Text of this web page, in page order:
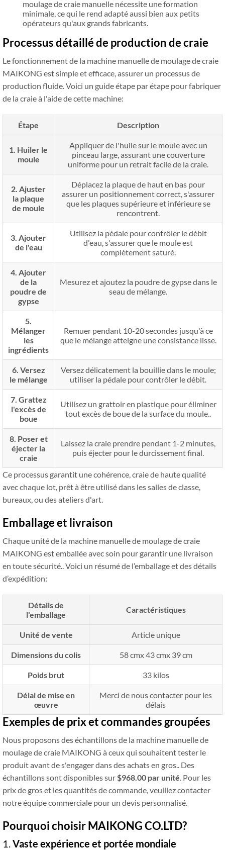
moulage de craie manuelle nécessite une formation
minimale, ce qui le rend adapté aussi bien aux petits
opérateurs qu'aux grands fabricants.
Processus détaillé de production de craie
Le fonctionnement de la machine manuelle de moulage de craie
MAIKONG est simple et efficace, assurer un processus de
production fluide. Voici un guide étape par étape pour fabriquer
de la craie à l'aide de cette machine:
Étape Description
1. Huiler le
moule
Appliquer de l'huile sur le moule avec un
pinceau large, assurant une couverture
uniforme pour un retrait facile de la craie.
2. Ajuster
la plaque
de moule
Déplacez la plaque de haut en bas pour
assurer un positionnement correct, s'assurer
que les plaques supérieure et inférieure se
rencontrent.
3. Ajouter
de l'eau
Utilisez la pédale pour contrôler le débit
d'eau, s'assurer que le moule est
complètement saturé.
4. Ajouter
de la
poudre de
gypse
Mesurez et ajoutez la poudre de gypse dans le
seau de mélange.
5.
Mélanger
les
ingrédients
Remuer pendant 10-20 secondes jusqu'à ce
que le mélange atteigne une consistance lisse.
6. Versez
le mélange
Versez délicatement la bouillie dans le moule;
utiliser la pédale pour contrôler le débit.
7. Grattez
l'excès de
boue
Utilisez un grattoir en plastique pour éliminer
tout excès de boue de la surface du moule..
8. Poser et
éjecter la
craie
Laissez la craie prendre pendant 1-2 minutes,
puis éjecter pour le durcissement final.
Ce processus garantit une cohérence, craie de haute qualité
avec chaque lot, prêt à être utilisé dans les salles de classe,
bureaux, ou des ateliers d'art.
Emballage et livraison
Chaque unité de la machine manuelle de moulage de craie
MAIKONG est emballée avec soin pour garantir une livraison
en toute sécurité.. Voici un résumé de l’emballage et des détails
d’expédition:
Détails de
l'emballage
Caractéristiques
Unité de vente Article unique
Dimensions du colis 58 cmx 43 cmx 39 cm
Poids brut 33 kilos
Délai de mise en
œuvre
Merci de nous contacter pour les
délais
Exemples de prix et commandes groupées
Nous proposons des échantillons de la machine manuelle de
moulage de craie MAIKONG à ceux qui souhaitent tester le
produit avant de s'engager dans des achats en gros.. Des
échantillons sont disponibles sur$968.00 par unité. Pour les
prix de gros et les quantités de commande, veuillez contacter
notre équipe commerciale pour un devis personnalisé.
Pourquoi choisir MAIKONG CO.LTD?
1.Vaste expérience et portée mondiale